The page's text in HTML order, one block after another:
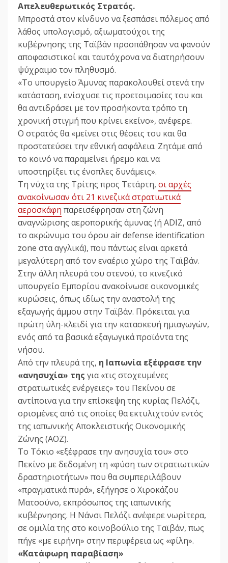
Απελευθερωτικός Στρατός.
Μπροστά στον κίνδυνο να ξεσπάσει πόλεμος από
λάθος υπολογισμό, αξιωματούχοι της
κυβέρνησης της Ταϊβάν προσπάθησαν να φανούν
αποφασιστικοί και ταυτόχρονα να διατηρήσουν
ψύχραιμο τον πληθυσμό.
«Το υπουργείο Άμυνας παρακολουθεί στενά την
κατάσταση, ενίσχυσε τις προετοιμασίες του και
θα αντιδράσει με τον προσήκοντα τρόπο τη
χρονική στιγμή που κρίνει εκείνο», ανέφερε.
Ο στρατός θα «μείνει στις θέσεις του και θα
προστατεύσει την εθνική ασφάλεια. Ζητάμε από
το κοινό να παραμείνει ήρεμο και να
υποστηρίξει τις ένοπλες δυνάμεις».
Τη νύχτα της Τρίτης προς Τετάρτη, οι αρχές
ανακοίνωσαν ότι 21 κινεζικά στρατιωτικά
αεροσκάφη παρεισέφρησαν στη ζώνη
αναγνώρισης αεροπορικής άμυνας (ή ADIZ, από
το ακρώνυμο του όρου air defense identification
zone στα αγγλικά), που πάντως είναι αρκετά
μεγαλύτερη από τον εναέριο χώρο της Ταϊβάν.
Στην άλλη πλευρά του στενού, το κινεζικό
υπουργείο Εμπορίου ανακοίνωσε οικονομικές
κυρώσεις, όπως ιδίως την αναστολή της
εξαγωγής άμμου στην Ταϊβάν. Πρόκειται για
πρώτη ύλη-κλειδί για την κατασκευή ημιαγωγών,
ενός από τα βασικά εξαγωγικά προϊόντα της
νήσου.
Από την πλευρά της, η Ιαπωνία εξέφρασε την
«ανησυχία» της για «τις στοχευμένες
στρατιωτικές ενέργειες» του Πεκίνου σε
αντίποινα για την επίσκεψη της κυρίας Πελόζι,
ορισμένες από τις οποίες θα εκτυλιχτούν εντός
της ιαπωνικής Αποκλειστικής Οικονομικής
Ζώνης (ΑΟΖ).
Το Τόκιο «εξέφρασε την ανησυχία του» στο
Πεκίνο με δεδομένη τη «φύση των στρατιωτικών
δραστηριοτήτων» που θα συμπεριλάβουν
«πραγματικά πυρά», εξήγησε ο Χιροκάζου
Ματσούνο, εκπρόσωπος της ιαπωνικής
κυβέρνησης. Η Νάνσι Πελόζι ανέφερε νωρίτερα,
σε ομιλία της στο κοινοβούλιο της Ταϊβάν, πως
πήγε «με ειρήνη» στην περιφέρεια ως «φίλη».
«Κατάφωρη παραβίαση»